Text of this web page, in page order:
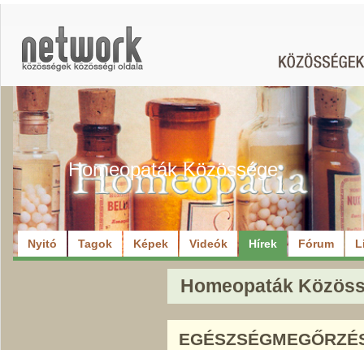
Homeopaták Közössége
Nyitó Tagok Képek Videók Hírek Fórum
Homeopaták